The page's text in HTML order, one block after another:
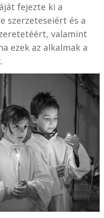
fejezte ki a
szerzeteseiért és a
valamint
ezek az alkalmak a